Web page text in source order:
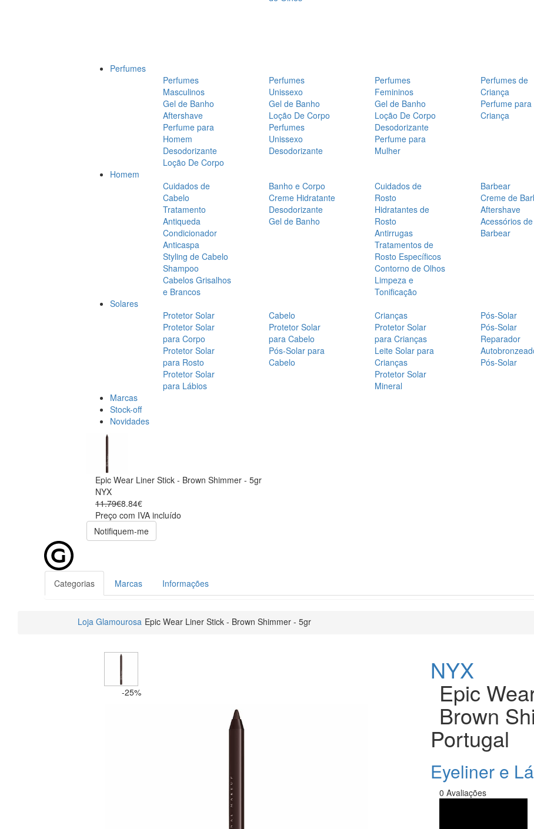
Perfumes
Perfumes
Masculinos
Gel de Banho
Aftershave
Perfume para
Homem
Desodorizante
Loção De Corpo
Perfumes
Unissexo
Gel de Banho
Loção De Corpo
Perfumes
Unissexo
Desodorizante
Perfumes
Femininos
Gel de Banho
Loção De Corpo
Desodorizante
Perfume para
Mulher
Perfumes de
Criança
Perfume para
Criança
Homem
Cuidados de
Cabelo
Tratamento
Antiqueda
Condicionador
Anticaspa
Styling de Cabelo
Shampoo
Cabelos Grisalhos
e Brancos
Banho e Corpo
Creme Hidratante
Desodorizante
Gel de Banho
Cuidados de
Rosto
Hidratantes de
Rosto
Antirrugas
Tratamentos de
Rosto Específicos
Contorno de Olhos
Limpeza e
Tonificação
Barbear
Creme de
Aftershave
Acessórios de
Barbear
Solares
Protetor Solar
Protetor Solar
para Corpo
Protetor Solar
para Rosto
Protetor Solar
para Lábios
Cabelo
Protetor Solar
para Cabelo
Pós-Solar para
Cabelo
Crianças
Protetor Solar
para Crianças
Leite Solar para
Crianças
Protetor Solar
Mineral
Pós-Solar
Pós-Solar
Reparador
Pós-Solar
Marcas
Stock-off
Novidades
Epic Wear Liner Stick - Brown Shimmer - 5gr
NYX
11.79€8.84€
Preço com IVA incluído
Notifiquem-me
Categorias Marcas Informações
Loja Glamourosa Epic Wear Liner Stick - Brown Shimmer - 5gr
-25%
NYX
Epic
Brown
Portugal
Eyeliner e
0 Avaliações